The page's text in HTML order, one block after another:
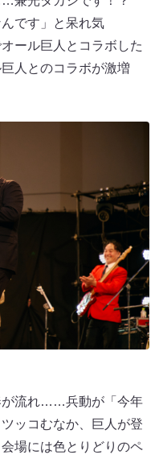
です」と呆れ気
ール巨人とコラボした
人とのコラボが激増
が流れ……兵動が「今年
ッコむなか、巨人が登
場には色とりどりのペ